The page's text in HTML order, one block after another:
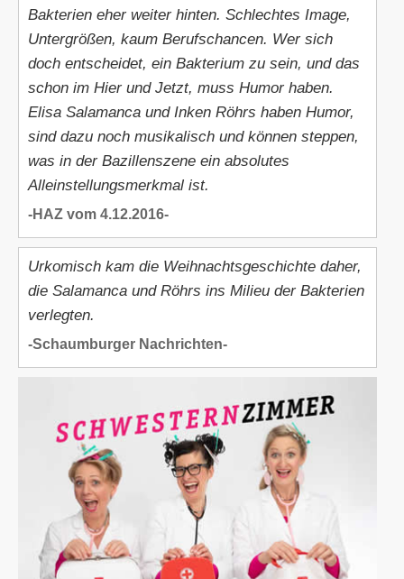
Bakterien eher weiter hinten. Schlechtes Image,
Untergrößen, kaum Berufschancen. Wer sich
doch entscheidet, ein Bakterium zu sein, und das
schon im Hier und Jetzt, muss Humor haben.
Elisa Salamanca und Inken Röhrs haben Humor,
sind dazu noch musikalisch und können steppen,
was in der Bazillenszene ein absolutes
Alleinstellungsmerkmal ist.
-HAZ vom 4.12.2016-
Urkomisch kam die Weihnachtsgeschichte daher,
die Salamanca und Röhrs ins Milieu der Bakterien
verlegten.
-Schaumburger Nachrichten-